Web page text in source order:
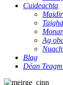
Cuideachta
Ag
Blag
Déan